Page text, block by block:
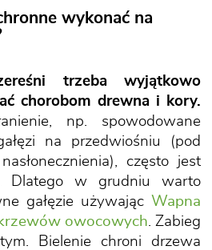
wykonać na
trzeba wyjątkowo
chorobom drewna i kory.
np. spowodowane
na przedwiośniu (pod
często jest
Dlatego w grudniu warto
gałęzie używając Wapna
owocowych. Zabieg
Bielenie chroni drzewa